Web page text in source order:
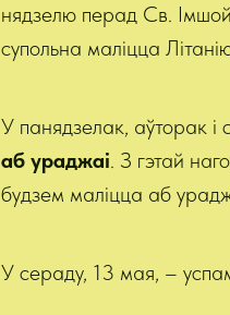
нядзелю перад Св.
супольна маліцца
У панядзелак, аўторак
аб ураджаі. З гэтай
будзем маліцца аб
У сераду, 13 мая, –